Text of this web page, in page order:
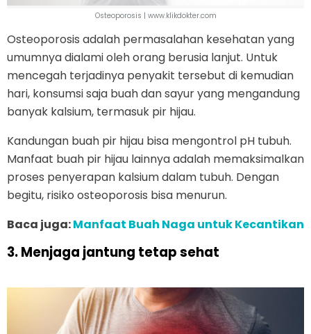
Osteoporosis | www.klikdokter.com
Osteoporosis adalah permasalahan kesehatan yang
umumnya dialami oleh orang berusia lanjut. Untuk
mencegah terjadinya penyakit tersebut di kemudian
hari, konsumsi saja buah dan sayur yang mengandung
banyak kalsium, termasuk pir hijau.
Kandungan buah pir hijau bisa mengontrol pH tubuh.
Manfaat buah pir hijau lainnya adalah memaksimalkan
proses penyerapan kalsium dalam tubuh. Dengan
begitu, risiko osteoporosis bisa menurun.
Baca juga:Manfaat Buah Naga untuk Kecantikan
3. Menjaga jantung tetap sehat